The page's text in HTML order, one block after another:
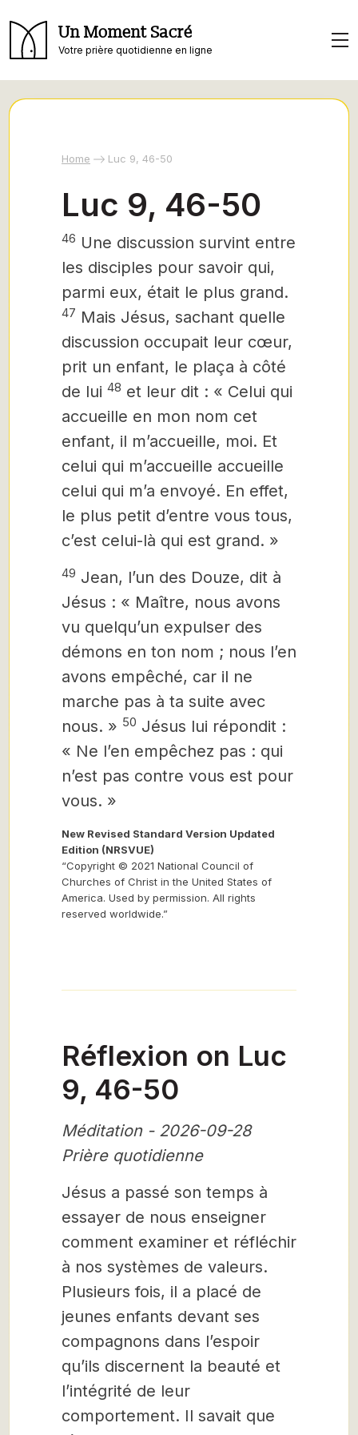
Un Moment Sacré
Votre prière quotidienne en ligne
Home Luc 9, 46-50
Luc 9, 46-50
46 Une discussion survint entre
les disciples pour savoir qui,
parmi eux, était le plus grand.
47 Mais Jésus, sachant quelle
discussion occupait leur cœur,
prit un enfant, le plaça à côté
de lui 48 et leur dit : « Celui qui
accueille en mon nom cet
enfant, il m’accueille, moi. Et
celui qui m’accueille accueille
celui qui m’a envoyé. En effet,
le plus petit d’entre vous tous,
c’est celui-là qui est grand. »
49 Jean, l’un des Douze, dit à
Jésus : « Maître, nous avons
vu quelqu’un expulser des
démons en ton nom ; nous l’en
avons empêché, car il ne
marche pas à ta suite avec
nous. » 50 Jésus lui répondit :
« Ne l’en empêchez pas : qui
n’est pas contre vous est pour
vous. »
New Revised Standard Version Updated
Edition (NRSVUE)
“Copyright © 2021 National Council of
Churches of Christ in the United States of
America. Used by permission. All rights
reserved worldwide.”
Réflexion on Luc
9, 46-50
Méditation - 2026-09-28
Prière quotidienne
Jésus a passé son temps à
essayer de nous enseigner
comment examiner et réfléchir
à nos systèmes de valeurs.
Plusieurs fois, il a placé de
jeunes enfants devant ses
compagnons dans l’espoir
qu’ils discernent la beauté et
l’intégrité de leur
comportement. Il savait que